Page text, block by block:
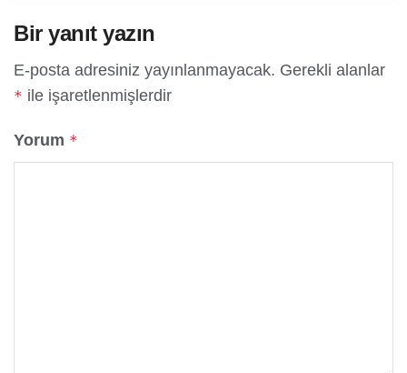
Bir yanıt yazın
E-posta adresiniz yayınlanmayacak. Gerekli alanlar
* ile işaretlenmişlerdir
Yorum *